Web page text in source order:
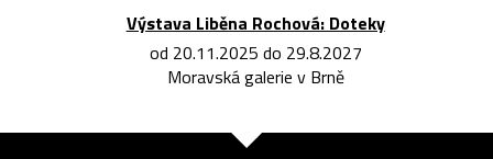
Výstava Liběna Rochová: Doteky
od 20.11.2025 do 29.8.2027
Moravská galerie v Brně